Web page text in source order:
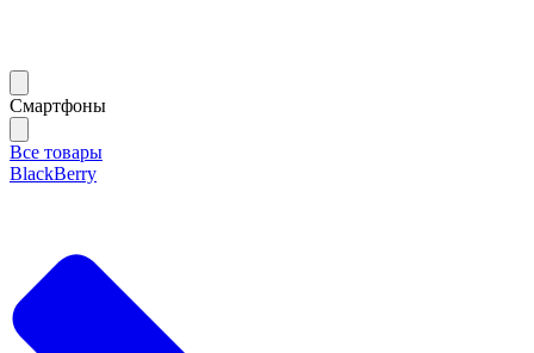
Смартфоны
Все товары
BlackBerry